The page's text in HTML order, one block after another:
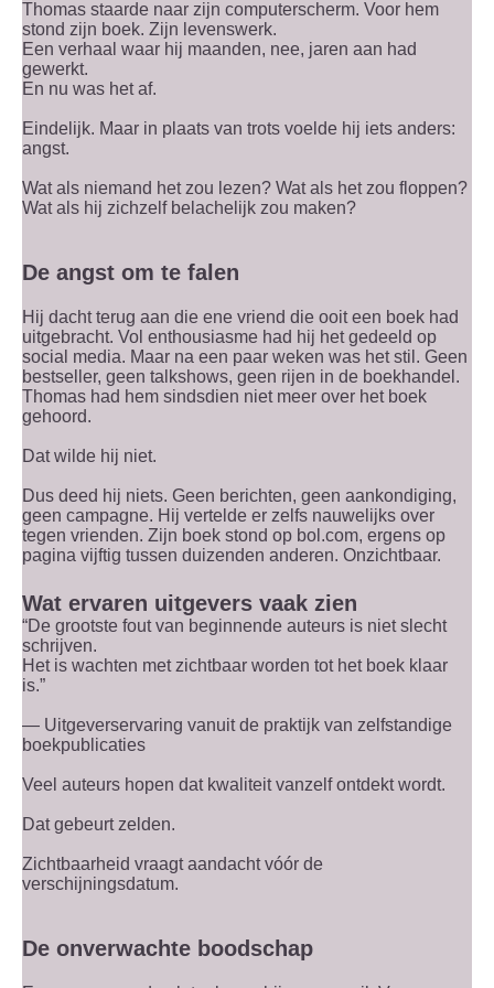
Thomas staarde naar zijn computerscherm. Voor hem
stond zijn boek. Zijn levenswerk.
Een verhaal waar hij maanden, nee, jaren aan had
gewerkt.
En nu was het af.
Eindelijk. Maar in plaats van trots voelde hij iets anders:
angst.
Wat als niemand het zou lezen? Wat als het zou floppen?
Wat als hij zichzelf belachelijk zou maken?
De angst om te falen
Hij dacht terug aan die ene vriend die ooit een boek had
uitgebracht. Vol enthousiasme had hij het gedeeld op
social media. Maar na een paar weken was het stil. Geen
bestseller, geen talkshows, geen rijen in de boekhandel.
Thomas had hem sindsdien niet meer over het boek
gehoord.
Dat wilde hij niet.
Dus deed hij niets. Geen berichten, geen aankondiging,
geen campagne. Hij vertelde er zelfs nauwelijks over
tegen vrienden. Zijn boek stond op bol.com, ergens op
pagina vijftig tussen duizenden anderen. Onzichtbaar.
Wat ervaren uitgevers vaak zien
“De grootste fout van beginnende auteurs is niet slecht
schrijven.
Het is wachten met zichtbaar worden tot het boek klaar
is.”
— Uitgeverservaring vanuit de praktijk van zelfstandige
boekpublicaties
Veel auteurs hopen dat kwaliteit vanzelf ontdekt wordt.
Dat gebeurt zelden.
Zichtbaarheid vraagt aandacht vóór de
verschijningsdatum.
De onverwachte boodschap